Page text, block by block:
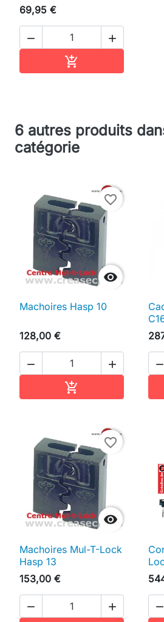
69,95 €
 

6 autres produits
catégorie

favorite_border
Machoires Hasp 10
128,00 €
 



favorite_border
Machoires Mul-T-Lock
Hasp 13
153,00 €
  